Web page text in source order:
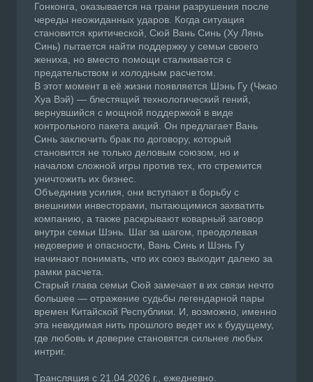
Гонконга, оказывается на грани разрушения после
череды неожиданных ударов. Когда ситуация
становится критической, Сюй Вань Синь (Ху Лянь
Синь) пытается найти поддержку у семьи своего
жениха, но вместо помощи сталкивается с
предательством и холодным расчетом.
В этот момент в её жизни появляется Шэнь Гу (Чжао
Хуа Вэй) — блестящий технологический гений,
вернувшийся с мощной поддержкой в виде
контрольного пакета акций. Он предлагает Вань
Синь заключить брак по договору, который
становится не только деловым союзом, но и
началом сложной игры против тех, кто стремится
уничтожить их бизнес.
Объединив усилия, они вступают в борьбу с
внешними инвесторами, пытающимися захватить
компанию, а также раскрывают коварный заговор
внутри семьи Шэнь. Шаг за шагом, преодолевая
недоверие и опасности, Вань Синь и Шэнь Гу
начинают понимать, что их союз выходит далеко за
рамки расчета.
Старый глава семьи Сюй замечает в их связи нечто
большее — отражение судьбы легендарной пары
времен Китайской Республики. И, возможно, именно
эта невидимая нить прошлого ведет их к будущему,
где любовь и доверие становятся сильнее любых
интриг.
Трансляция с 21.04.2026 г., ежедневно.